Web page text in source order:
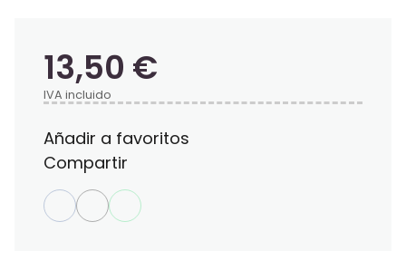
13,50 €
IVA incluido
Añadir a favoritos
Compartir